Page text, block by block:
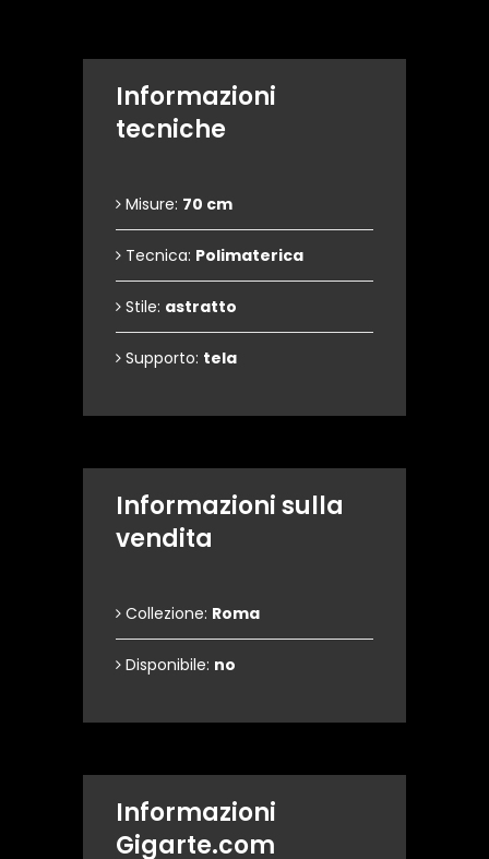
Informazioni
tecniche
Misure: 70 cm
Tecnica: Polimaterica
Stile: astratto
Supporto: tela
Informazioni sulla
vendita
Collezione: Roma
Disponibile: no
Informazioni
Gigarte.com